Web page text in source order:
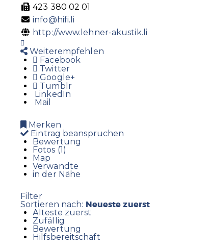
423 380 02 01
info@hifi.li
http://www.lehner-akustik.li
Weiterempfehlen
Facebook
Twitter
Google+
Tumblr
LinkedIn
Mail
Merken
Eintrag beanspruchen
Bewertung
Fotos (1)
Map
Verwandte
in der Nähe
Filter
Sortieren nach: Neueste zuerst
Älteste zuerst
Zufällig
Bewertung
Hilfsbereitschaft